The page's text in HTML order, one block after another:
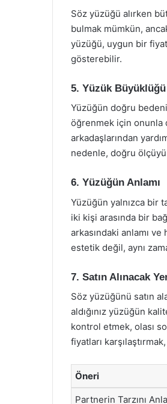
Söz yüzüğü alırken
bulmak mümkün,
yüzüğü, uygun bir fiyat
gösterebilir.
5. Yüzük Büyüklüğü
Yüzüğün doğru
öğrenmek için onunla
arkadaşlarından
nedenle, doğru
6. Yüzüğün Anlamı
Yüzüğün yalnızca bir
iki kişi arasında bir
arkasındaki anlamı
estetik değil, aynı
7. Satın Alınacak
Söz yüzüğünü satın
aldığınız yüzüğün
kontrol etmek, olası
fiyatları
Öneri
Partnerin Tarzını